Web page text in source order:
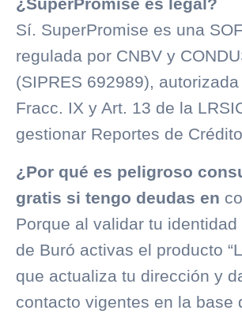
¿SuperPromise es legal?
Sí. SuperPromise es una
regulada por CNBV y
(SIPRES 692989),
Fracc. IX y Art. 13 de la
gestionar Reportes de
¿Por qué es peligroso
gratis si tengo deudas en
Porque al validar tu
de Buró activas el producto
que actualiza tu dirección y
contacto vigentes en la base